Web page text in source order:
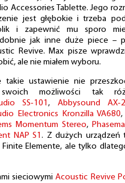
Accessories Tablette. Jego
jest głębokie i trzeba
i zapewnić mu sporo
jak inne duże piece –
Revive. Max pisze
ale nie miałem wyboru.
ustawienie nie
możliwości tak
SS-101, Abbysound AX-
Electronics Kronzilla VA680
Momentum Stereo,
NAP S1. Z dużych urządzeń
Finite Elemente, ale tylko
sieciowymiAcoustic Revive